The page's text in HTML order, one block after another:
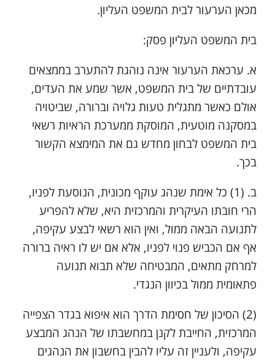
מכאן הערעור לבית המשפט העליון.
בית המשפט העליון פסק:
א. ערכאת הערעור אינה נוהגת להתערב בממצאים
עובדתיים של בית המשפט, אשר שמע את העדים,
אולם כאשר מתגלית טעות גלויה וברורה, שביטויה
במסקנה מוטעית, המוסקת ממערכת הראיות רשאי
בית המשפט לבחון מחדש גם את המימצא הקשור
בכך.
ב. (1) כל אימת שנהג עוקף מכונית, הנוסעת לפניו,
הרי חובתו העיקרית והמרכזית היא, שלא להפריע
לתנועה הבאה ממול, ואין הוא רשאי לבצע עקיפה,
אף אם הכביש פנוי לפניו, אלא אם יש לו ראיה ברורה
למרחק מתאים, המבטיחה שלא תבוא תנועה
פתאומית ממול בכיוון הנגדי.
(2) הסיכון של חסימת הדרך הוא איפוא בגדר הצפייה
המרכזית, החייבת לקנן במחשבתו של הנהג המבצע
עקיפה, ולעניין זה עליו להבין בחשבון את הנהגים